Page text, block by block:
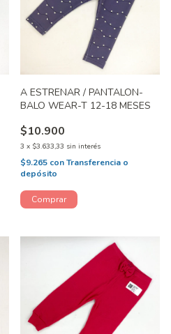
A ESTRENAR / PANTALON-
BALO WEAR-T 12-18 MESES
$10.900
3 x $3.633,33 sin interés
$9.265 conTransferencia o
depósito